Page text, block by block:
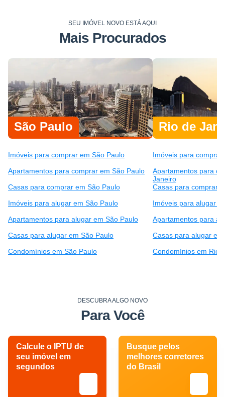
SEU IMÓVEL NOVO ESTÁ AQUI
Mais Procurados
São Paulo
Imóveis para comprar em São Paulo
Apartamentos para comprar em São Paulo
Casas para comprar em São Paulo
Imóveis para alugar em São Paulo
Apartamentos para alugar em São Paulo
Casas para alugar em São Paulo
Condomínios em São Paulo
Rio de
Imóveis para
Apartamentos para
Janeiro
Casas para comprar
Imóveis para alugar
Apartamentos para
Casas para alugar
Condomínios em Rio
DESCUBRA ALGO NOVO
Para Você
Calcule o IPTU de
seu imóvel em
segundos
Busque pelos
melhores corretores
do Brasil